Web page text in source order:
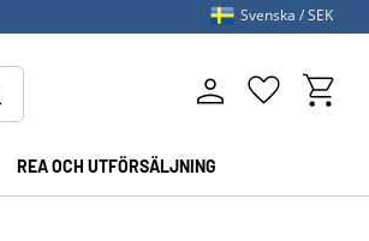
REA OCH UTFÖRSÄLJNING
Favoriter
Svenska SEK